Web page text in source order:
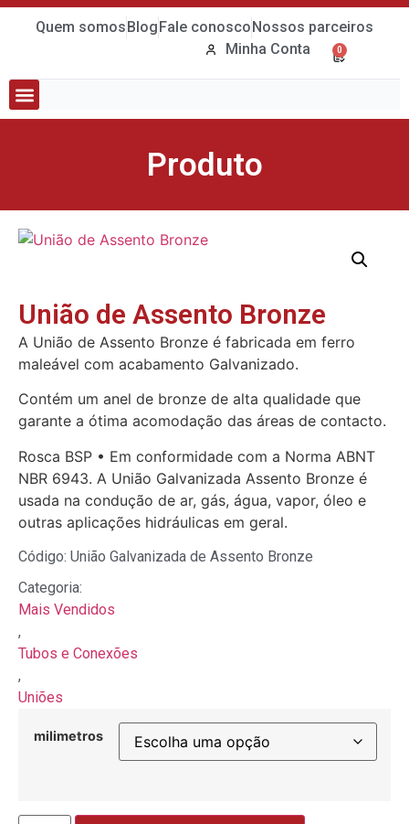
Quem somosBlogFale conoscoNossos parceiros
Minha Conta
0
Produto
União de Assento Bronze
A União de Assento Bronze é fabricada em ferro
maleável com acabamento Galvanizado.
Contém um anel de bronze de alta qualidade que
garante a ótima acomodação das áreas de contacto.
Rosca BSP • Em conformidade com a Norma ABNT
NBR 6943. A União Galvanizada Assento Bronze é
usada na condução de ar, gás, água, vapor, óleo e
outras aplicações hidráulicas em geral.
Código: União Galvanizada de Assento Bronze
Categoria:
Mais Vendidos
,
Tubos e Conexões
,
Uniões
milimetros